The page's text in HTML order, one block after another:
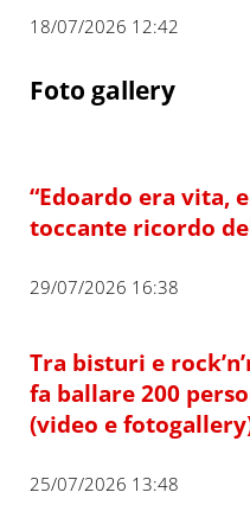
18/07/2026 12:42
Foto gallery
“Edoardo era vita,
toccante ricordo
29/07/2026 16:38
Tra bisturi e
fa ballare 200
(video e
25/07/2026 13:48